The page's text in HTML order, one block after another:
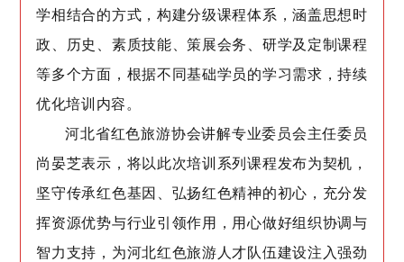
学相结合的方式，构建分级课程体系，涵盖思想时
政、历史、素质技能、策展会务、研学及定制课程
等多个方面，根据不同基础学员的学习需求，持续
优化培训内容。
河北省红色旅游协会讲解专业委员会主任委员
尚晏芝表示，将以此次培训系列课程发布为契机，
坚守传承红色基因、弘扬红色精神的初心，充分发
挥资源优势与行业引领作用，用心做好组织协调与
智力支持，为河北红色旅游人才队伍建设注入强劲